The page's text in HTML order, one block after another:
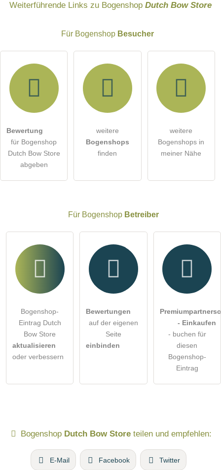
E-Mail-Adresse (wird nicht veröffentlicht)
Hiermit akzeptiere ich dieAGB
DieDatenschutzerklärung habe ich zur Kenntnis genommen.
Besucher sichtbar.
Weiterführende Links zu Bogenshop Dutch Bow Store
Für Bogenshop Besucher
Bewertung
für Bogenshop
Dutch Bow Store
abgeben
weitere
Bogenshops
finden
weitere
Bogenshops in
meiner Nähe
Für Bogenshop Betreiber
Bogenshop-
Eintrag Dutch
Bow Store
aktualisieren
oder verbessern
Bewertungen
auf der eigenen
Seite
einbinden
- Einkaufen
- buchen für
diesen
Bogenshop-
Eintrag
Bogenshop Dutch Bow Store teilen und empfehlen:
E-Mail Facebook Twitter